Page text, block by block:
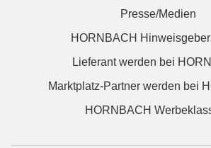
Presse/Medien
HORNBACH
Lieferant werden bei
Marktplatz-Partner werden bei
HORNBACH